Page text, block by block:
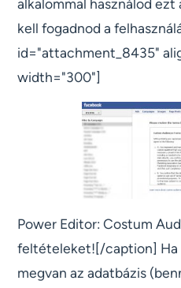
alkalommal használod
kell fogadnod a
id="attachment_8435"
width="300"]
Power Editor: Costum
feltételeket![/caption] Ha
megvan az adatbázis